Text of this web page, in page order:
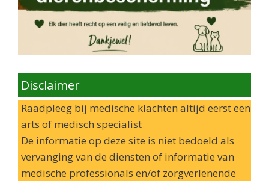
Disclaimer
Raadpleeg bij medische klachten altijd eerst een
arts of medisch specialist
De informatie op deze site is niet bedoeld als
vervanging van de diensten of informatie van
medische professionals en/of zorgverlenende